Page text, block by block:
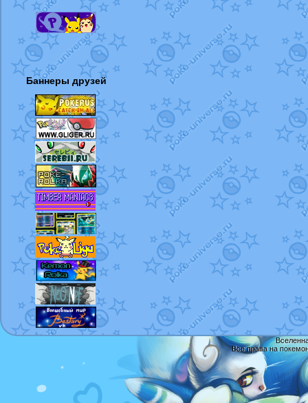
Баннеры друзей
Все права на